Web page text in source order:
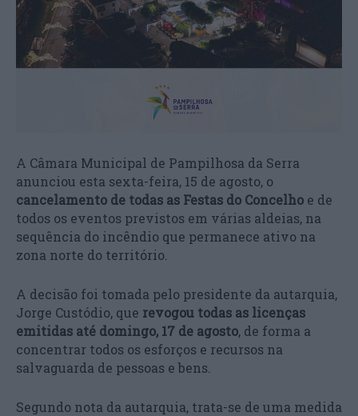
A Câmara Municipal de Pampilhosa da Serra
anunciou esta sexta-feira, 15 de agosto, o
cancelamento de todas as Festas do Concelho e de
todos os eventos previstos em várias aldeias, na
sequência do incêndio que permanece ativo na
zona norte do território.
A decisão foi tomada pelo presidente da autarquia,
Jorge Custódio, que revogou todas as licenças
emitidas até domingo, 17 de agosto, de forma a
concentrar todos os esforços e recursos na
salvaguarda de pessoas e bens.
Segundo nota da autarquia, trata-se de uma medida